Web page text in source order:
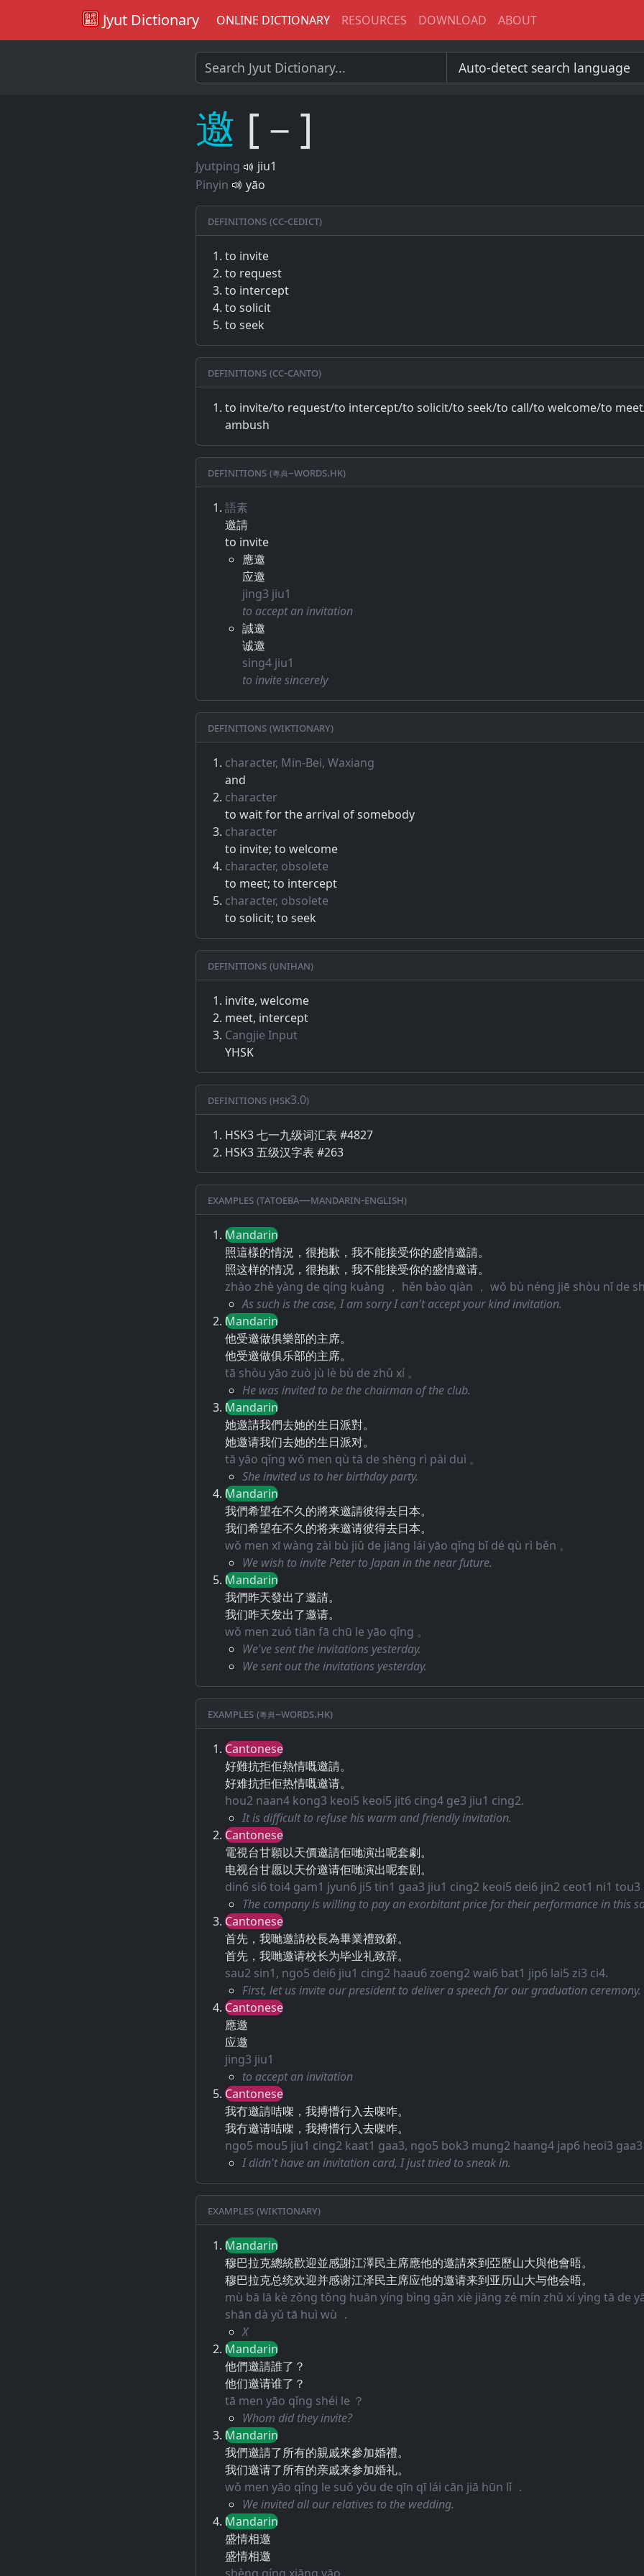
Jyut Dictionary ONLINE DICTIONARY RESOURCES DOWNLOAD ABOUT
邀 [－]
Jyutping
jiu1
Pinyin
yāo
Definitions (CC-CEDICT)
to invite
to request
to intercept
to solicit
to seek
Definitions (CC-CANTO)
to invite/to request/to intercept/to solicit/to seek/to call/to welcome/to
ambush
Definitions (粵典–words.hk)
語素
邀請
to invite
應邀
应邀
jing3 jiu1
to accept an invitation
誠邀
诚邀
sing4 jiu1
to invite sincerely
Definitions (Wiktionary)
character, Min-Bei, Waxiang
and
character
to wait for the arrival of somebody
character
to invite; to welcome
character, obsolete
to meet; to intercept
character, obsolete
to solicit; to seek
Definitions (Unihan)
invite, welcome
meet, intercept
Cangjie Input
YHSK
Definitions (HSK3.0)
HSK3 七一九级词汇表 #4827
HSK3 五级汉字表 #263
Examples (Tatoeba—Mandarin-English)
Mandarin
照這樣的情況，很抱歉，我不能接受你的盛情邀請。
照这样的情况，很抱歉，我不能接受你的盛情邀请。
zhào zhè yàng de qíng kuàng ， hěn bào qiàn ， wǒ bù néng jiē shòu nǐ de
As such is the case, I am sorry I can't accept your kind invitation.
Mandarin
他受邀做俱樂部的主席。
他受邀做俱乐部的主席。
tā shòu yāo zuò jù lè bù de zhǔ xí 。
He was invited to be the chairman of the club.
Mandarin
她邀請我們去她的生日派對。
她邀请我们去她的生日派对。
tā yāo qǐng wǒ men qù tā de shēng rì pài duì 。
She invited us to her birthday party.
Mandarin
我們希望在不久的將來邀請彼得去日本。
我们希望在不久的将来邀请彼得去日本。
wǒ men xī wàng zài bù jiǔ de jiāng lái yāo qǐng bǐ dé qù rì běn 。
We wish to invite Peter to Japan in the near future.
Mandarin
我們昨天發出了邀請。
我们昨天发出了邀请。
wǒ men zuó tiān fā chū le yāo qǐng 。
We've sent the invitations yesterday.
We sent out the invitations yesterday.
Examples (粵典–words.hk)
Cantonese
好難抗拒佢熱情嘅邀請。
好难抗拒佢热情嘅邀请。
hou2 naan4 kong3 keoi5 keoi5 jit6 cing4 ge3 jiu1 cing2.
It is difficult to refuse his warm and friendly invitation.
Cantonese
電視台甘願以天價邀請佢哋演出呢套劇。
电视台甘愿以天价邀请佢哋演出呢套剧。
din6 si6 toi4 gam1 jyun6 ji5 tin1 gaa3 jiu1 cing2 keoi5 dei6 jin2 ceot1 ni1 tou3
The company is willing to pay an exorbitant price for their performance in this
Cantonese
首先，我哋邀請校長為畢業禮致辭。
首先，我哋邀请校长为毕业礼致辞。
sau2 sin1, ngo5 dei6 jiu1 cing2 haau6 zoeng2 wai6 bat1 jip6 lai5 zi3 ci4.
First, let us invite our president to deliver a speech for our graduation ceremony.
Cantonese
應邀
应邀
jing3 jiu1
to accept an invitation
Cantonese
我冇邀請咭㗎，我搏懵行入去㗎咋。
我冇邀请咭㗎，我搏懵行入去㗎咋。
ngo5 mou5 jiu1 cing2 kaat1 gaa3, ngo5 bok3 mung2 haang4 jap6 heoi3 gaa3
I didn't have an invitation card, I just tried to sneak in.
Examples (Wiktionary)
Mandarin
穆巴拉克總統歡迎並感謝江澤民主席應他的邀請來到亞歷山大與他會晤。
穆巴拉克总统欢迎并感谢江泽民主席应他的邀请来到亚历山大与他会晤。
mù bā lā kè zǒng tǒng huān yíng bìng gǎn xiè jiāng zé mín zhǔ xí yìng tā de
shān dà yǔ tā huì wù ．
X
Mandarin
他們邀請誰了？
他们邀请谁了？
tā men yāo qǐng shéi le ？
Whom did they invite?
Mandarin
我們邀請了所有的親戚來參加婚禮。
我们邀请了所有的亲戚来参加婚礼。
wǒ men yāo qǐng le suǒ yǒu de qīn qī lái cān jiā hūn lǐ ．
We invited all our relatives to the wedding.
Mandarin
盛情相邀
盛情相邀